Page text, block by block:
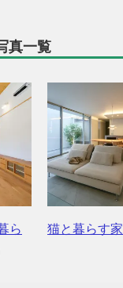
真一覧
ら
猫と暮らす家